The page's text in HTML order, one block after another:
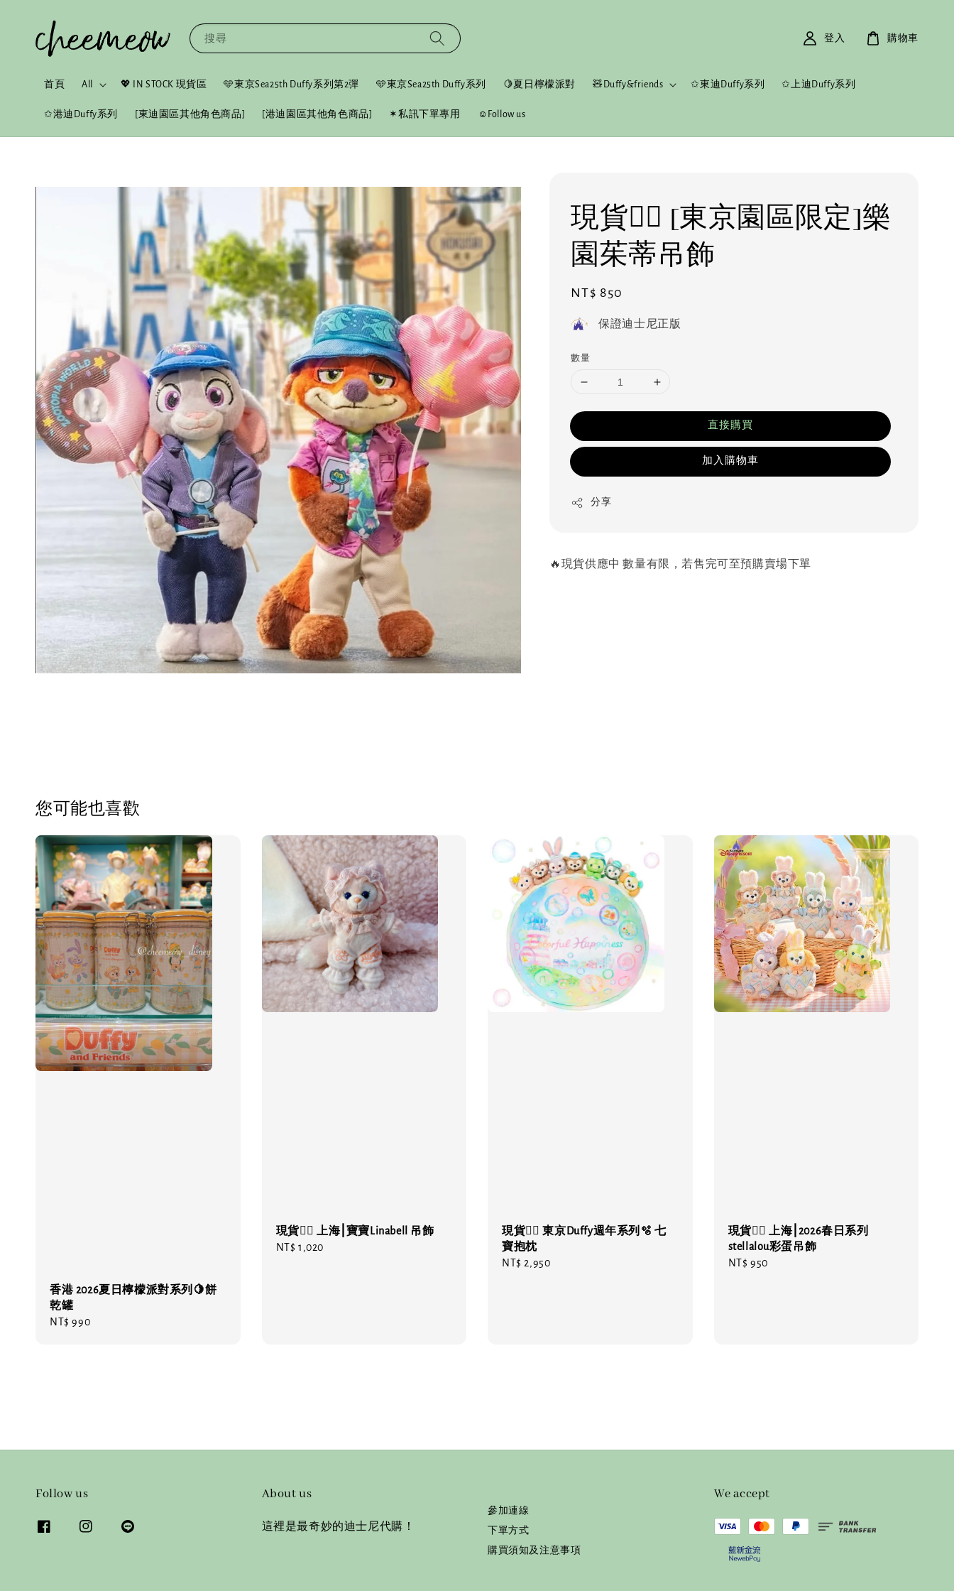
搜尋
首頁 All 💖 IN STOCK 現貨區 🩵東京Sea25th Duffy系列第2彈 🩵東京Sea25th Duffy系列 🍋夏日檸檬派對 🧸Duffy&friends ✩東迪Duffy系列 ✩上迪Duffy系列
✩港迪Duffy系列 [東迪園區其他角色商品] [港迪園區其他角色商品] ✶私訊下單專用 ☺︎Follow us
登入 購物車
現貨❤️‍🔥 [東京園區限定]樂
園茱蒂吊飾
Regular
price
NT$ 850
保證迪士尼正版
數量
直接購買
加入購物車
分享
🔥現貨供應中 數量有限，若售完可至預購賣場下單
您可能也喜歡
香港 2026夏日檸檬派對系列🍋餅
乾罐
Regular
NT$ 990
現貨❤️‍🔥 上海⎮寶寶Linabell 吊飾
Regular
NT$ 1,020
現貨❤️‍🔥 東京Duffy週年系列🫧 七
寶抱枕
Regular
NT$ 2,950
現貨❤️‍🔥 上海⎮2026春日系列
stellalou彩蛋吊飾
Regular
NT$ 950
Follow us About us
這裡是最奇妙的迪士尼代購！
參加連線
下單方式
購買須知及注意事項
We accept